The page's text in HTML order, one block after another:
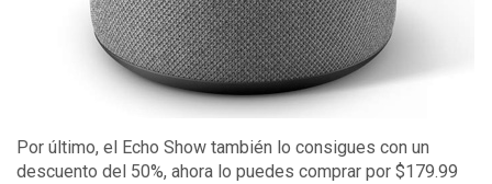
Por último, el Echo Show también lo consigues con un
descuento del 50%, ahora lo puedes comprar por $179.99